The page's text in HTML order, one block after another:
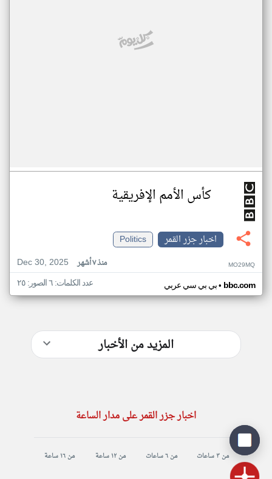
كأس الأمم الإفريقية
اخبار جزر القمر
Politics
Dec 30, 2025
منذ ٧ أشهر MO29MQ
بي بي سي عربي• bbc.com عدد الكلمات: ٦ الصور: ٢٥
المزيد من الأخبار
اخبار جزر القمر على مدار الساعة
من ٣ ساعات من ٦ ساعات من ١٢ ساعة من ١٦ ساعة